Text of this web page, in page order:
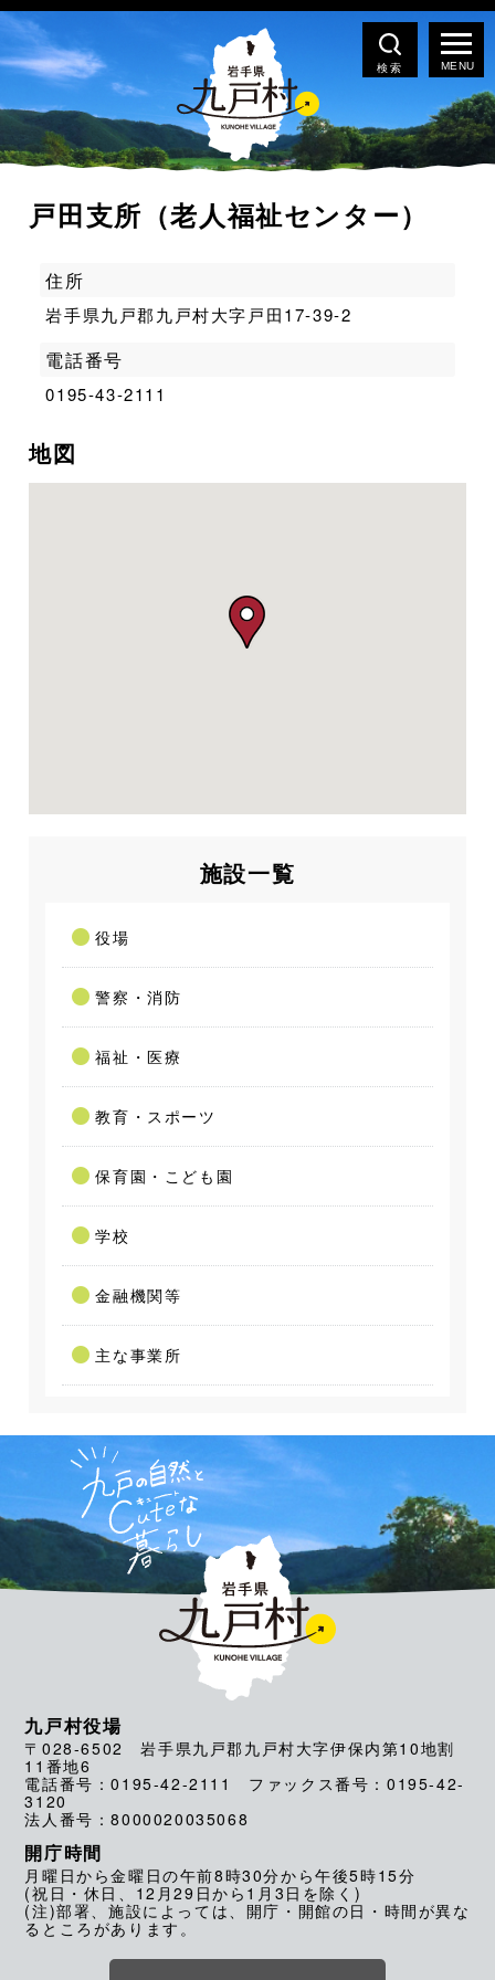
検索
戸田支所（老人福祉センター）
住所
岩手県九戸郡九戸村大字戸田17-39-2
電話番号
0195-43-2111
地図
施設一覧
役場
警察・消防
福祉・医療
教育・スポーツ
保育園・こども園
学校
金融機関等
主な事業所
九戸村役場
〒028-6502 岩手県九戸郡九戸村大字伊保内第10地割
11番地6
電話番号：0195-42-2111 ファックス番号：0195-42-
3120
法人番号：8000020035068
開庁時間
月曜日から金曜日の午前8時30分から午後5時15分
(祝日・休日、12月29日から1月3日を除く)
(注)部署、施設によっては、開庁・開館の日・時間が異な
るところがあります。